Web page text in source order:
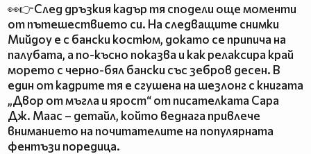
👀👉След дръзкия кадър тя сподели още моменти
от пътешествието си. На следващите снимки
Мийдоу е с бански костюм, докато се припича на
палубата, а по-късно показва и как релаксира край
морето с черно-бял бански със зебров десен. В
един от кадрите тя е сгушена на шезлонг с книгата
„Двор от мъгла и ярост“ от писателката Сара
Дж. Маас – детайл, който веднага привлече
вниманието на почитателите на популярната
фентъзи поредица.